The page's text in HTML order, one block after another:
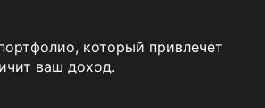
который привлечет
ваш доход.